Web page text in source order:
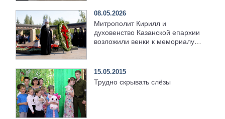
08.05.2026
Митрополит Кирилл и
духовенство Казанской епархии
возложили венки к мемориалу
Казани
15.05.2015
Трудно скрывать слёзы